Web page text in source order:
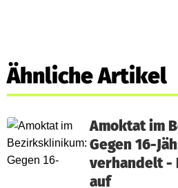
Ähnliche Artikel
Amoktat im
Gegen 16-
verhandelt -
auf